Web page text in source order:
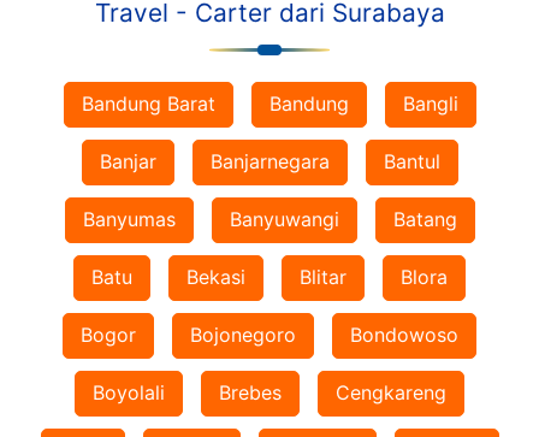
Travel - Carter dari Surabaya
Bandung Barat Bandung Bangli
Banjar Banjarnegara Bantul
Banyumas Banyuwangi Batang
Batu Bekasi Blitar Blora
Bogor Bojonegoro Bondowoso
Boyolali Brebes Cengkareng